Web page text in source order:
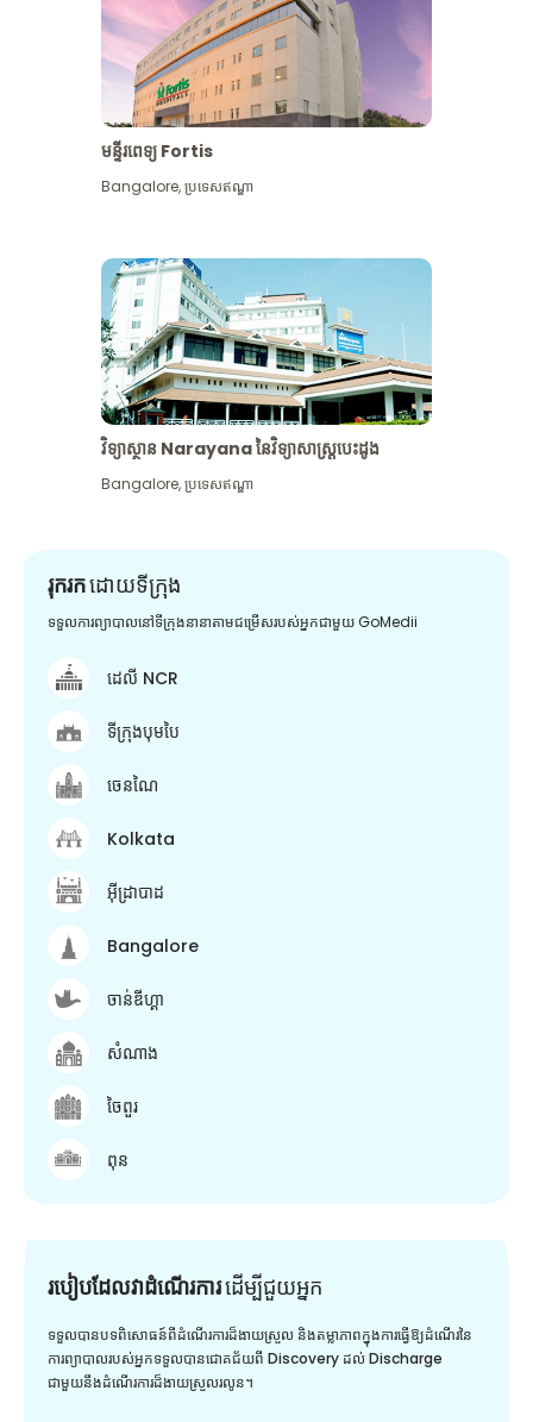
មន្ទីរពេទ្យ Fortis
Bangalore,ប្រទេសឥណ្ឌា
វិទ្យាស្ថាន Narayana នៃវិទ្យាសាស្រ្តបេះដូង
Bangalore,ប្រទេសឥណ្ឌា
រុករកដោយទីក្រុង
ទទួលការព្យាបាលនៅទីក្រុងនានាតាមជម្រើសរបស់អ្នកជាមួយ GoMedii
ដេលី NCR
ទីក្រុងបុមបៃ
ចេនណៃ
Kolkata
អ៊ីដ្រាបាដ
Bangalore
ចាន់ឌីហ្គា
សំណាង
ចៃពួរ
ពុន
របៀបដែលវាដំណើរការដើម្បី​ជួយ​អ្នក
ទទួលបានបទពិសោធន៍ពីដំណើរការដ៏ងាយស្រួល និងតម្លាភាពក្នុងការធ្វើឱ្យដំណើរនៃ
ការព្យាបាលរបស់អ្នកទទួលបានជោគជ័យពី Discovery ដល់ Discharge
ជាមួយនឹងដំណើរការដ៏ងាយស្រួលរលូន។